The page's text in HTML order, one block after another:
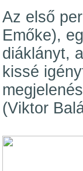
Az első
Emőke),
diáklányt,
kissé
(Viktor